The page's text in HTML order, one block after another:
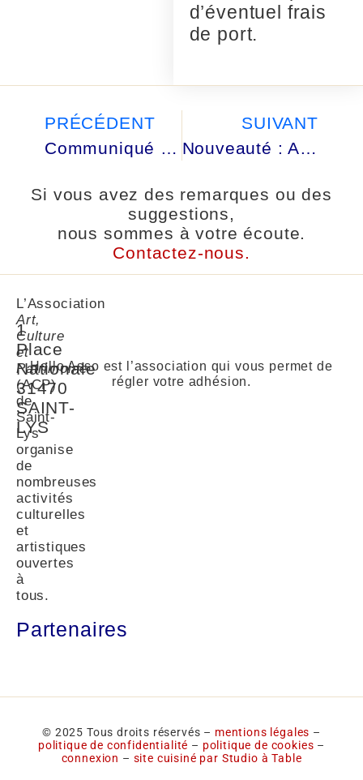
d’éventuel frais
de port.
PRÉCÉDENT
Communiqué N°2
SUIVANT
Nouveauté : Après-midi jeux.
Si vous avez des remarques ou des
suggestions,
nous sommes à votre écoute.
Contactez-nous.
1
Place
Nationale
31470
SAINT-
LYS
L’Association
Art,
Culture
et
Patrimoine
(ACP)
de
Saint-
Lys
organise
de
nombreuses
activités
culturelles
et
artistiques
ouvertes
à
tous.
Partenaires
Hello Asso est l’association qui vous permet de
régler votre adhésion.
© 2025 Tous droits réservés – mentions légales –
politique de confidentialité – politique de cookies –
connexion – site cuisiné par Studio à Table